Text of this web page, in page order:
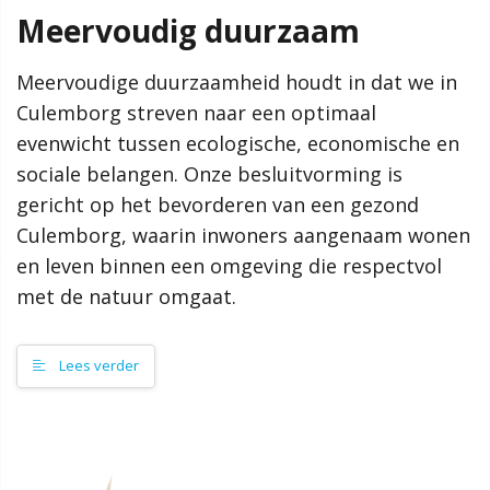
De Omgevingsvisie is op 19 september 2024 vastgesteld.
Meer informatie
Contact
Wat is een omgevingsvisie?
Hoe werkt de website?
Colofon
Omgevingsvisie Culemborg
Voorwoord
Zoeken
Meervoudig duurzaam
Meervoudige duurzaamheid houdt in dat we in
Culemborg streven naar een optimaal
evenwicht tussen ecologische, economische en
sociale belangen. Onze besluitvorming is
gericht op het bevorderen van een gezond
Culemborg, waarin inwoners aangenaam wonen
en leven binnen een omgeving die respectvol
met de natuur omgaat.
Lees verder